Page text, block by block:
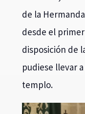
de la
desde el
disposición de
pudiese llevar
templo.